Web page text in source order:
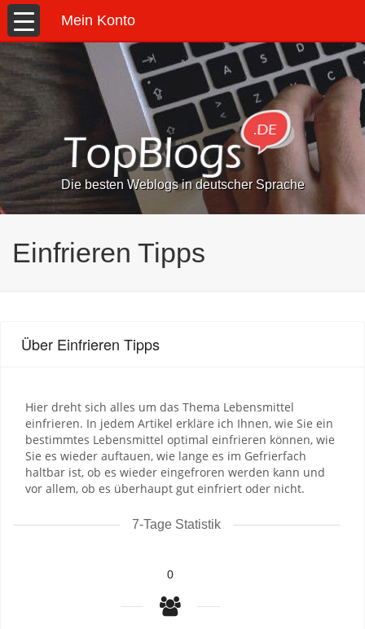
Mein Konto
Die besten Weblogs in deutscher Sprache
Einfrieren Tipps
Über Einfrieren Tipps
Hier dreht sich alles um das Thema Lebensmittel
einfrieren. In jedem Artikel erkläre ich Ihnen, wie Sie ein
bestimmtes Lebensmittel optimal einfrieren können, wie
Sie es wieder auftauen, wie lange es im Gefrierfach
haltbar ist, ob es wieder eingefroren werden kann und
vor allem, ob es überhaupt gut einfriert oder nicht.
7-Tage Statistik
0